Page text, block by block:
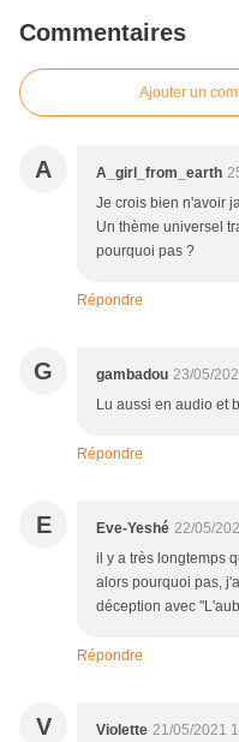
Commentaires
Ajouter un
A A_girl_from_earth
Je crois bien n'avoir
Un thème universel
pourquoi pas ?
Répondre
G gambadou 23/05/
Lu aussi en audio et
Répondre
E Eve-Yeshé 22/05/
il y a très longtemps
alors pourquoi pas,
déception avec
Répondre
V Violette 21/05/2021